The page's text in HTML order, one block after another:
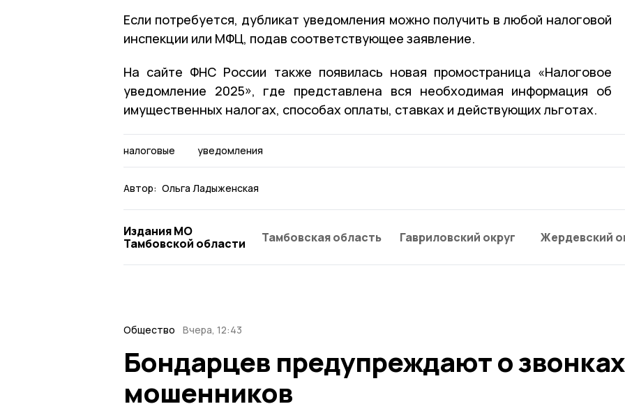
Если потребуется, дубликат уведомления можно получить в любой налоговой
инспекции или МФЦ, подав соответствующее заявление.
На сайте ФНС России также появилась новая промостраница «Налоговое
уведомление 2025», где представлена вся необходимая информация об
имущественных налогах, способах оплаты, ставках и действующих льготах.
налоговые уведомления
Автор: Ольга Ладыженская
Издания МО
Тамбовской области
Тамбовская область Гавриловский округ Жердевский
Общество Вчера, 12:43
Бондарцев предупреждают о
мошенников